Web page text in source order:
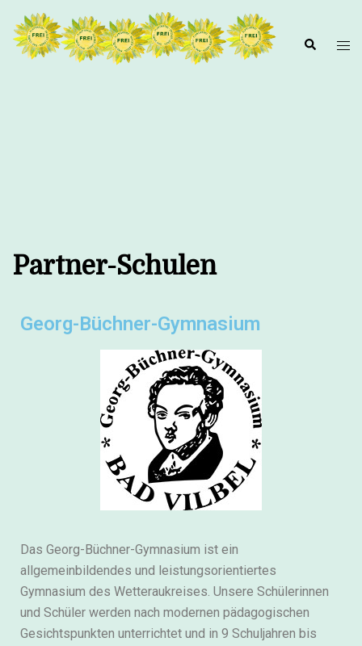
Partner-Schulen
Georg-Büchner-Gymnasium
Das Georg-Büchner-Gymnasium ist ein
allgemeinbildendes und leistungsorientiertes
Gymnasium des Wetteraukreises. Unsere Schülerinnen
und Schüler werden nach modernen pädagogischen
Gesichtspunkten unterrichtet und in 9 Schuljahren bis